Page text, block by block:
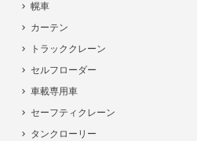
幌車
カーテン
トラッククレーン
セルフローダー
車載専用車
セーフティクレーン
タンクローリー